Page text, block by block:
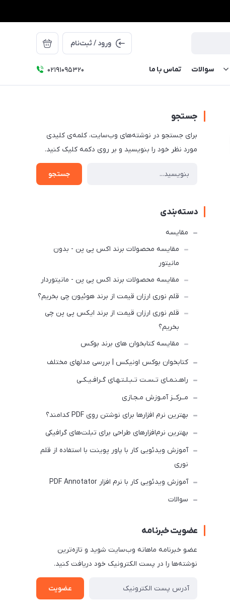
ورود / ثبت‌نام
سوالات تماس با ما ۰۲۱91095320
جستجو
برای جستجو در نوشته‌های وب‌سایت، کلمه‌ی کلیدی
مورد نظر خود را بنویسید و بر روی دکمه کلیک کنید.
جستجو
دسته‌بندی
مقایسه
مقایسه محصولات برند اکس پی پن - بدون
مانیتور
مقایسه محصولات برند اکس پی پن - مانیتوردار
قلم نوری ارزان قیمت از برند هوئیون چی بخریم؟
قلم نوری ارزان قیمت از برند ایکس پی پن چی
بخریم؟
مقایسه کتابخوان های برند بوکس
کتابخوان بوکس اونیکس | بررسی مدلهای مختلف
راهـنـمـای تـسـت تـبـلـتـهـای گـرافـیـکـی
مــرکــز آمـوزش مـجـازی
بهترین نرم افزارها برای نوشتن روی PDF کدامند؟
بهترین نرم‌افزارهای طراحی برای تبلت‌های گرافیکی
آموزش ویدئویی کار با پاور پوینت با استفاده از قلم
نوری
آموزش ویدئویی کار با نرم افزار PDF Annotator
سوالات
عضویت خبرنامه
عضو خبرنامه ماهانه وب‌سایت شوید و تازه‌ترین
نوشته‌ها را در پست الکترونیک خود دریافت کنید.
عضویت